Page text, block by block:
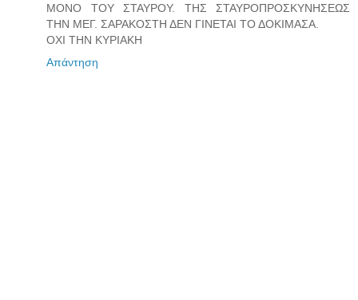
ΜΟΝΟ ΤΟΥ ΣΤΑΥΡΟΥ. ΤΗΣ ΣΤΑΥΡΟΠΡΟΣΚΥΝΗΣΕΩΣ
ΤΗΝ ΜΕΓ. ΣΑΡΑΚΟΣΤΗ ΔΕΝ ΓΙΝΕΤΑΙ ΤΟ ΔΟΚΙΜΑΣΑ.
ΟΧΙ ΤΗΝ ΚΥΡΙΑΚΗ
Απάντηση